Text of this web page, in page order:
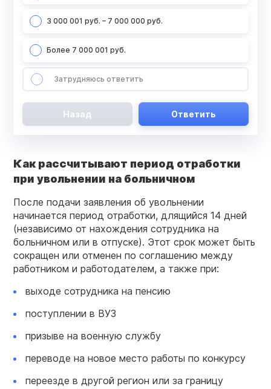
3 000 001 руб. – 7 000 000 руб.
Более 7 000 001 руб.
Затрудняюсь ответить
Назад Ответить
Как рассчитывают период отработки
при увольнении на больничном
После подачи заявления об увольнении
начинается период отработки, длящийся 14 дней
(независимо от нахождения сотрудника на
больничном или в отпуске). Этот срок может быть
сокращен или отменен по соглашению между
работником и работодателем, а также при:
выходе сотрудника на пенсию
поступлении в ВУЗ
призыве на военную службу
переводе на новое место работы по конкурсу
переезде в другой регион или за границу